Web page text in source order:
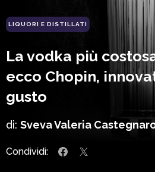
LIQUORI E DISTILLATI
La vodka più
ecco Chopin,
gusto
di: Sveva Valeria
Condividi: